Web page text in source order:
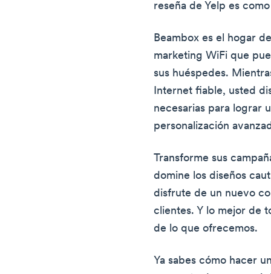
reseña de Yelp es
Beambox es el hogar
marketing WiFi que
sus huéspedes.
Internet fiable, usted
necesarias para lograr
personalización
Transforme sus
domine los diseños
disfrute de un nuevo
clientes. Y lo mejor de
de lo que ofrecemos.
Ya sabes cómo hacer